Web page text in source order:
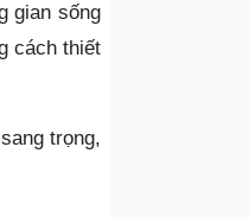
gian sống
cách thiết
trọng,